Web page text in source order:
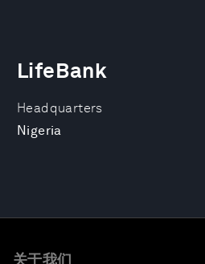
Headquarters
Nigeria
LifeBank
关于我们